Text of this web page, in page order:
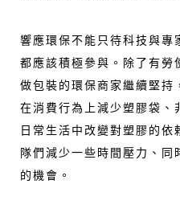
響應環保不能只待科技與專
都應該積極參與。除了有勞
做包裝的環保商家繼續堅持
在消費行為上減少塑膠袋、
日常生活中改變對塑膠的
隊們減少一些時間壓力、同
的機會。